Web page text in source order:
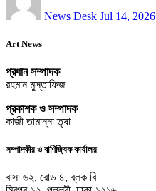
News Desk Jul 14, 2026
Art News
প্রধান সম্পাদক
রহমান মুস্তাফিজ
প্রকাশক ও সম্পাদক
কাজী তামান্না তৃষা
সম্পাদকীয় ও বাণিজ্যিক কার্যালয়
বাসা ৬২, রোড ৪, ব্লক বি